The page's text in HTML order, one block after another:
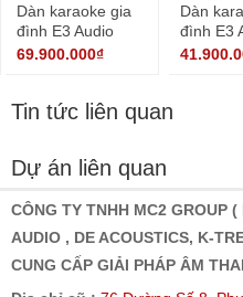
Dàn karaoke gia
đình E3 Audio
2023 ( 01 )
69.900.000₫
Dàn
đình E3
2023 số
Tin tức liên quan
Dự án liên quan
CÔNG TY TNHH MC2 GROUP
AUDIO , DE ACOUSTICS, K-
CUNG CẤP GIẢI PHÁP ÂM